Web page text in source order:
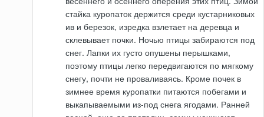
стайка куропаток держится среди кустарниковых
ив и березок, изредка взлетает на деревца и
склевывает почки. Ночью птицы забираются под
снег. Лапки их густо опушены перышками,
поэтому птицы легко передвигаются по мягкому
снегу, почти не проваливаясь. Кроме почек в
зимнее время куропатки питаются побегами и
выкапываемыми из-под снега ягодами. Ранней